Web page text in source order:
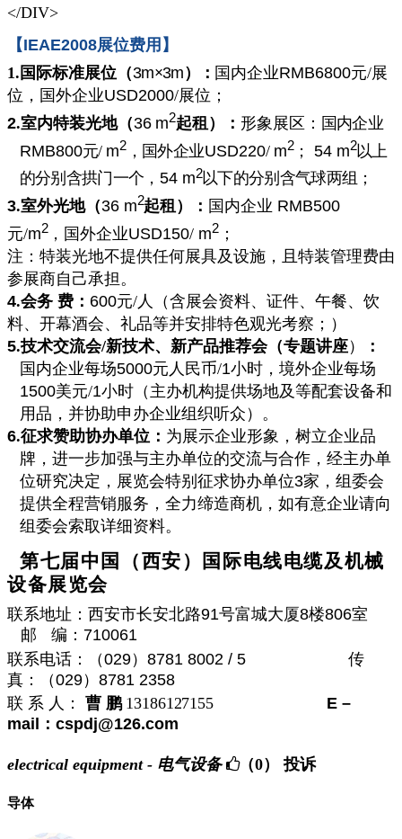
</DIV>
【IEAE2008展位费用】
1.国际标准展位（3m×3m） ： 国内企业RMB6800元/展
位，国外企业USD2000/展位；
2.室内特装光地（36 m2起租）： 形象展区： 国内企业
RMB800元/m2，国外企业USD220/m2； 54 m2以上
的分别含拱门一个， 54 m2以下的分别含气球两组；
3.室外光地（36 m2起租）： 国内企业 RMB500
元/m2，国外企业USD150/ m2；
注：特装光地不提供任何展具及设施，且特装管理费由
参展商自己承担。
4.会务 费： 600元/人（含展会资料、证件、午餐、饮
料、开幕酒会、礼品等并安排特色观光考察；）
5.技术交流会/新技术、新产品推荐会（专题讲座）
：
国内企业每场5000元人民币/1小时，境外企业每场
1500美元/1小时（主办机构提供场地及等配套设备和
用品，并协助申办企业组织听众）。
6.征求赞助协办单位： 为展示企业形象，树立企业品
牌，进一步加强与主办单位的交流与合作，经主办单
位研究决定，展览会特别征求协办单位3家，组委会
提供全程营销服务，全力缔造商机，如有意企业请向
组委会索取详细资料。
第七届中国（西安）国际电线电缆及机械
设备展览会
联系地址：西安市长安北路91号富城大厦8楼806室
邮
编： 710061
联系电话：
（029） 8781 8002 / 5
传
真：
（029） 8781 2358
联 系 人： 曹 鹏 13186127155
E –
mail
： cspdj@126.com
electrical equipment - 电气设备 （0） 投诉
导体